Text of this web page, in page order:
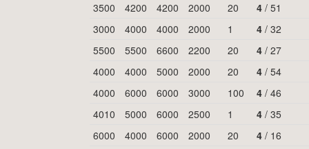
3500
4200 4200 2000 20 4 / 51
3000
4000 4000 2000 1 4 / 32
5500
5500 6600 2200 20 4 / 27
4000
4000 5000 2000 20 4 / 54
4000
6000 6000 3000 100 4 / 46
4010
5000 6000 2500 1 4 / 35
6000
4000 6000 2000 20 4 / 16